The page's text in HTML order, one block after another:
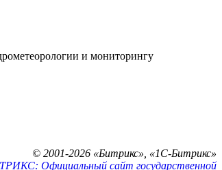
и мониторингу
© 2001-2026 «Битрикс», «1С-Битрикс»
Официальный сайт государственной